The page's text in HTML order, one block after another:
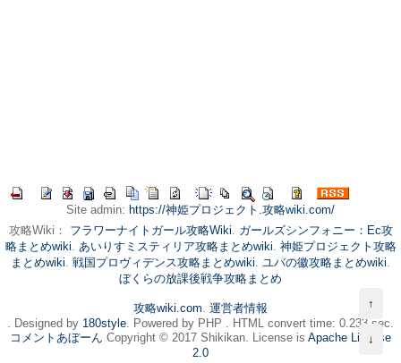
Site admin: https://神姫プロジェクト.攻略wiki.com/
攻略Wiki： フラワーナイトガール攻略Wiki. ガールズシンフォニー：Ec攻
略まとめwiki. あいりすミスティリア攻略まとめwiki. 神姫プロジェクト攻略
まとめwiki. 戦国プロヴィデンス攻略まとめwiki. ユバの徽攻略まとめwiki.
ぼくらの放課後戦争攻略まとめ
攻略wiki.com. 運営者情報
. Designed by 180style. Powered by PHP . HTML convert time: 0.233 sec.
コメントあぼーん Copyright © 2017 Shikikan. License is Apache License
2.0
↑
↓